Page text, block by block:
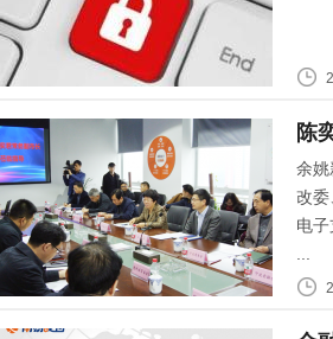
陈
余姚
改委
电